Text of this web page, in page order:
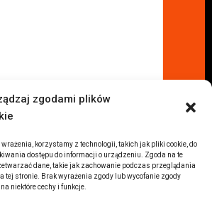
zgodami plików
korzystamy z technologii, takich jak pliki cookie, do
dostępu do informacji o urządzeniu. Zgoda na te
dane, takie jak zachowanie podczas przeglądania
tej stronie. Brak wyrażenia zgody lub wycofanie zgody
niektóre cechy i funkcje.